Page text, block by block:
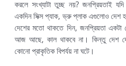
করলে সংখ্যাটা তুচ্ছ নয়? জনপ্রিয়তাই
একদিন সিক্স প্যাক, ভ্রু প্লাক এগুলোও দেশ
দেশের মতো থাকতে দিন, জনপ্রিয়তা একটা
আজ আছে, কাল থাকবে না। কিন্তু দেশ
কোনো প্রাকৃতিক বিপর্যয় না ঘটে।